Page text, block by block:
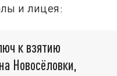
и лицея:
к взятию
Новосёловки,